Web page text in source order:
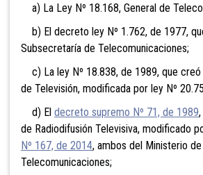
a) La Ley Nº 18.168, General de
b) El decreto ley Nº 1.762, de 1977,
Subsecretaría de Telecomunicaciones;
c) La ley Nº 18.838, de 1989, que creó
de Televisión, modificada por ley Nº
d) El decreto supremo Nº 71, de 1989
de Radiodifusión Televisiva, modificado
Nº 167, de 2014, ambos del Ministerio
Telecomunicaciones;